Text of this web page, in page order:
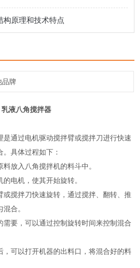
构原理和技术特点
品牌
乳液八角搅拌器
是通过电机驱动搅拌臂或搅拌刀进行快速
具体过程如下：
放入八角搅拌机的料斗中。
电机，使其开始旋转。
或搅拌刀快速旋转，通过搅拌、翻转、推
合。
需要，可以通过控制旋转时间来控制混合
，可以打开机器的出料口，将混合好的料